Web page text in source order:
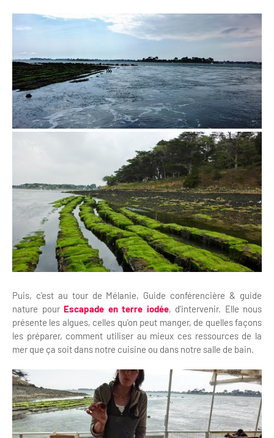
Puis, c'est au tour de Mélanie, Guide conférencière & guide
nature pour Escapade en terre iodée, d'intervenir. Elle nous
présente les algues, celles qu'on peut manger, de quelles façons
les préparer, comment utiliser au mieux ces ressources de la
mer que ça soit dans notre cuisine ou dans notre salle de bain.